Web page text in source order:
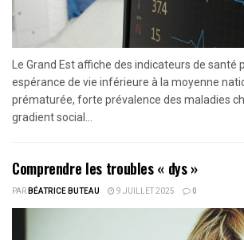
Le Grand Est affiche des indicateurs de santé
espérance de vie inférieure à la moyenne
prématurée, forte prévalence des maladies
gradient social...
Comprendre les troubles « dys »
PARBÉATRICE BUTEAU 9 JUILLET 2025 0